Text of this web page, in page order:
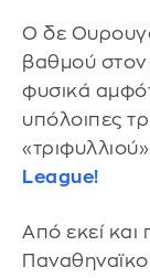
Ο δε
βαθμού
φυσικά
υπόλοιπες
League!
Από εκεί και